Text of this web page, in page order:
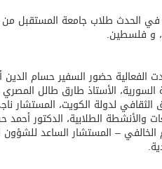
الحدث طلاب جامعة المستقبل من
و فلسطين.
الفعالية حضور السفير حسام الدين
السورية، الأستاذ طارق طالل
الثقافي لدولة الكويت،
والأنشطة الطلابية، الدكتور
– المستشار الساعد للشؤون